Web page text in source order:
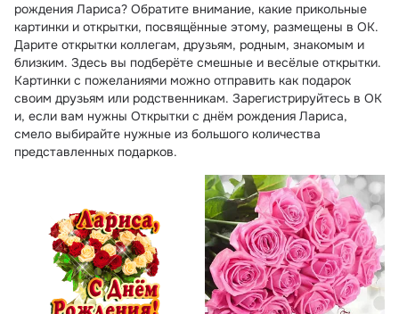
рождения Лариса? Обратите внимание, какие прикольные
картинки и открытки, посвящённые этому, размещены в ОК.
Дарите открытки коллегам, друзьям, родным, знакомым и
близким. Здесь вы подберёте смешные и весёлые открытки.
Картинки с пожеланиями можно отправить как подарок
своим друзьям или родственникам. Зарегистрируйтесь в ОК
и, если вам нужны Открытки с днём рождения Лариса,
смело выбирайте нужные из большого количества
представленных подарков.